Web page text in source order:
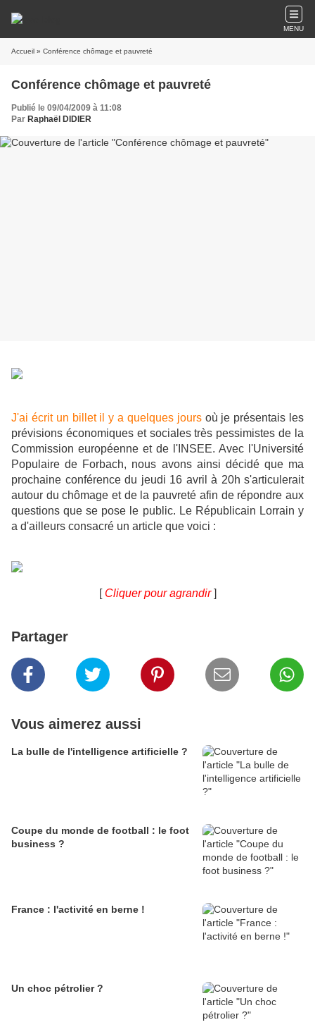
MENU
Accueil » Conférence chômage et pauvreté
Conférence chômage et pauvreté
Publié le 09/04/2009 à 11:08
Par Raphaël DIDIER
J'ai écrit un billet il y a quelques joursoù je présentais les
prévisions économiques et sociales très pessimistes de la
Commission européenne et de l'INSEE. Avec l'Université
Populaire de Forbach, nous avons ainsi décidé que ma
prochaine conférence du jeudi 16 avril à 20h s'articulerait
autour du chômage et de la pauvreté afin de répondre aux
questions que se pose le public. Le Républicain Lorrain y
a d'ailleurs consacré un article que voici :
[ Cliquer pour agrandir]
Partager
Vous aimerez aussi
La bulle de l'intelligence artificielle ?
Coupe du monde de football : le foot
business ?
France : l'activité en berne !
Un choc pétrolier ?